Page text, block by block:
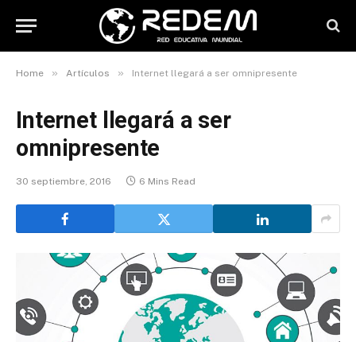
Home » Artículos » Internet llegará a ser omnipresente
Internet llegará a ser
omnipresente
30 septiembre, 2016 6 Mins Read